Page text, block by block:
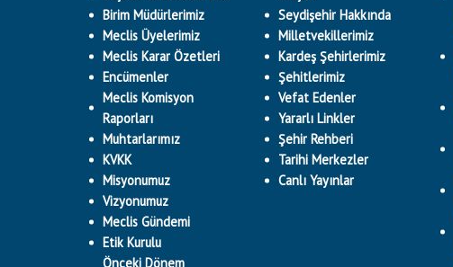
Birim Müdürlerimiz
Meclis Üyelerimiz
Meclis Karar Özetleri
Encümenler
Meclis Komisyon
Raporları
Muhtarlarımız
KVKK
Misyonumuz
Vizyonumuz
Meclis Gündemi
Etik Kurulu
Önceki Dönem
Seydişehir Hakkında
Milletvekillerimiz
Kardeş Şehirlerimiz
Şehitlerimiz
Vefat Edenler
Yararlı Linkler
Şehir Rehberi
Tarihi Merkezler
Canlı Yayınlar